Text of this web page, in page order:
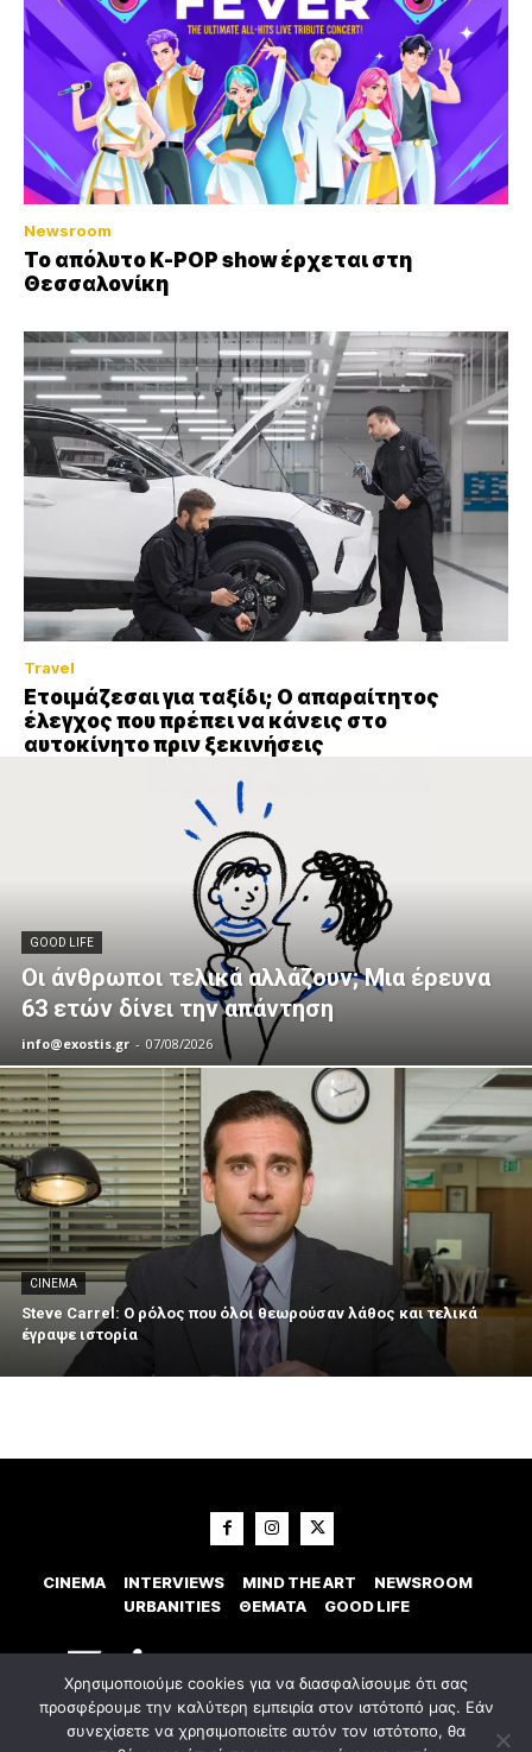
Newsroom
Το απόλυτο K-POP show έρχεται στη
Θεσσαλονίκη
Travel
Ετοιμάζεσαι για ταξίδι; Ο απαραίτητος
έλεγχος που πρέπει να κάνεις στο
αυτοκίνητο πριν ξεκινήσεις
GOOD LIFE
Οι άνθρωποι τελικά αλλάζουν; Μια έρευνα
63 ετών δίνει την απάντηση
info@exostis.gr - 07/08/2026
CINEMA
Steve Carrel: Ο ρόλος που όλοι θεωρούσαν λάθος και τελικά
έγραψε ιστορία
CINEMA INTERVIEWS MIND THE ART
NEWSROOM
URBANITIES
ΘΕΜΑΤΑ GOOD LIFE
Χρησιμοποιούμε cookies για να διασφαλίσουμε ότι σας
προσφέρουμε την καλύτερη εμπειρία στον ιστότοπό μας. Εάν
συνεχίσετε να χρησιμοποιείτε αυτόν τον ιστότοπο, θα